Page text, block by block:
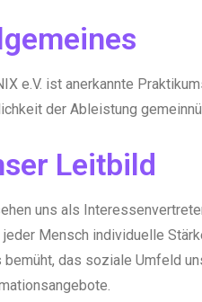
e.V. ist anerkannte
der Ableistung
Leitbild
uns als
Mensch individuelle
bemüht, das soziale Umfeld